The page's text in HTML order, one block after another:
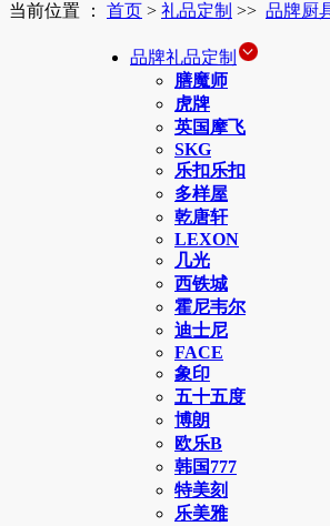
当前位置 ： 首页 > 礼品定制 >> 品牌厨
品牌礼品定制
膳魔师
虎牌
英国摩飞
SKG
乐扣乐扣
多样屋
乾唐轩
LEXON
几光
西铁城
霍尼韦尔
迪士尼
FACE
象印
五十五度
博朗
欧乐B
韩国777
特美刻
乐美雅